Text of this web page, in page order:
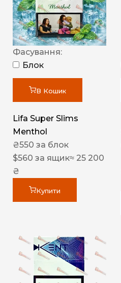
Фасування:
Блок
В Кошик
Lifa Super Slims
Menthol
₴550 за блок
$560 за ящик≈ 25 200
₴
Купити